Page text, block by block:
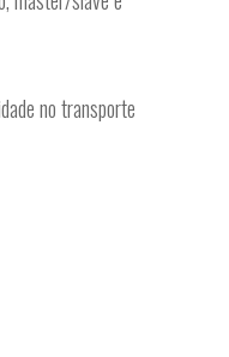
no transporte